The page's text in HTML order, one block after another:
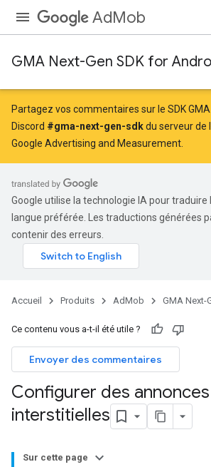
AdMob
GMA Next-Gen SDK for
Partagez vos commentaires sur le SDK
Discord #gma-next-gen-sdkdu serveur de
Google Advertising and Measurement.
Google utilise la technologie IA pour
langue préférée. Les traductions générées
contenir des erreurs.
Accueil Produits AdMob GMA Next-
Ce contenu vous a-t-il été utile ?
Envoyer des commentaires
Configurer des annonces
interstitielles
Sur cette page